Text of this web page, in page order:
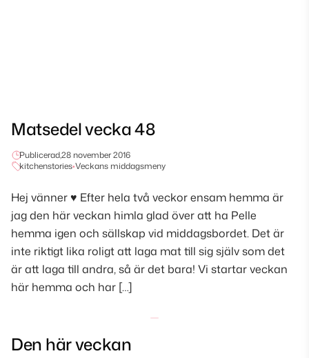
Matsedel vecka 48
Publicerad,28 november 2016
kitchenstories•Veckans middagsmeny
Hej vänner ♥ Efter hela två veckor ensam hemma är
jag den här veckan himla glad över att ha Pelle
hemma igen och sällskap vid middagsbordet. Det är
inte riktigt lika roligt att laga mat till sig själv som det
är att laga till andra, så är det bara! Vi startar veckan
här hemma och har […]
Den här veckan